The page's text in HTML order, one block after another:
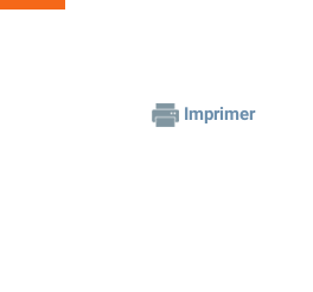
Imprimer